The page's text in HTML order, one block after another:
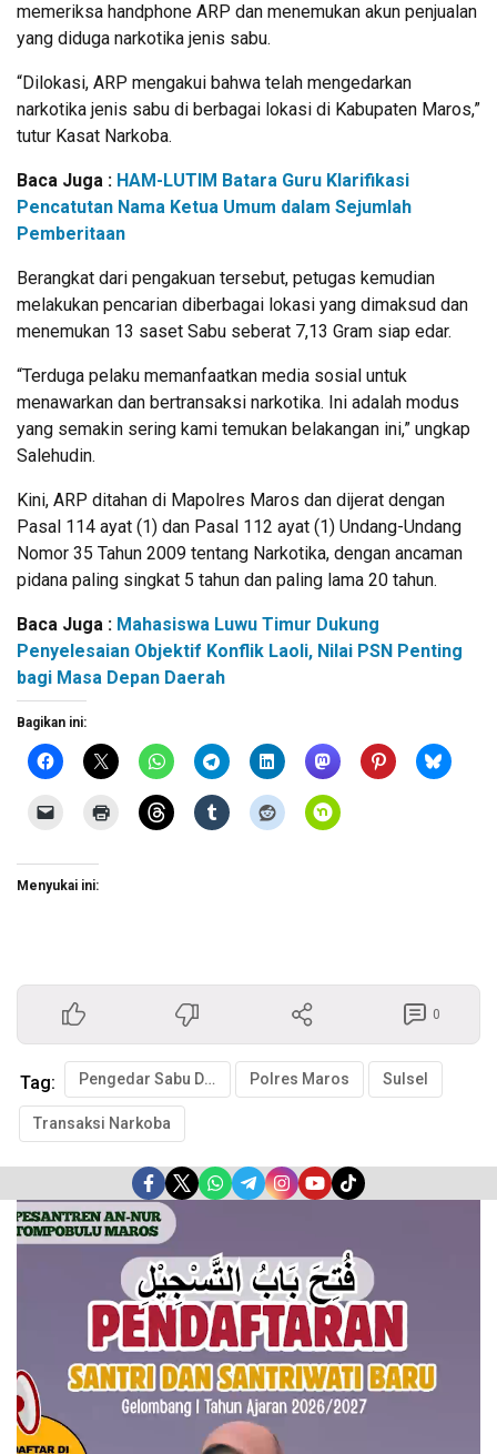
memeriksa handphone ARP dan menemukan akun penjualan
yang diduga narkotika jenis sabu.
“Dilokasi, ARP mengakui bahwa telah mengedarkan
narkotika jenis sabu di berbagai lokasi di Kabupaten Maros,”
tutur Kasat Narkoba.
Baca Juga : HAM-LUTIM Batara Guru Klarifikasi
Pencatutan Nama Ketua Umum dalam Sejumlah
Pemberitaan
Berangkat dari pengakuan tersebut, petugas kemudian
melakukan pencarian diberbagai lokasi yang dimaksud dan
menemukan 13 saset Sabu seberat 7,13 Gram siap edar.
“Terduga pelaku memanfaatkan media sosial untuk
menawarkan dan bertransaksi narkotika. Ini adalah modus
yang semakin sering kami temukan belakangan ini,” ungkap
Salehudin.
Kini, ARP ditahan di Mapolres Maros dan dijerat dengan
Pasal 114 ayat (1) dan Pasal 112 ayat (1) Undang-Undang
Nomor 35 Tahun 2009 tentang Narkotika, dengan ancaman
pidana paling singkat 5 tahun dan paling lama 20 tahun.
Baca Juga : Mahasiswa Luwu Timur Dukung
Penyelesaian Objektif Konflik Laoli, Nilai PSN Penting
bagi Masa Depan Daerah
Bagikan ini:
Menyukai ini:
0
Tag: Pengedar Sabu Ditangkap Polres Maros Sulsel
Transaksi Narkoba
Pemutar
Video